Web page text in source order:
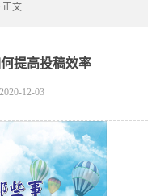
正文
提高投稿效率
12-03